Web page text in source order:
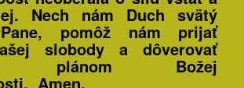
Nech nám Duch svätý
Pane, pomôž nám prijať
slobody a dôverovať
plánom Božej
. Amen.